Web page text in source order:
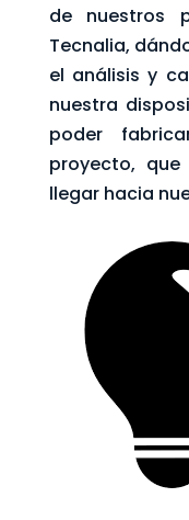
de nuestros
Tecnalia,
el análisis y
nuestra
poder
proyecto,
llegar hacia